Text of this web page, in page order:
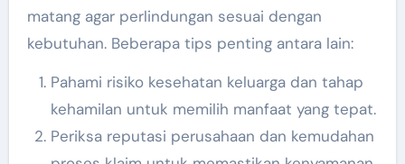
matang agar perlindungan sesuai dengan
kebutuhan. Beberapa tips penting antara lain:
Pahami risiko kesehatan keluarga dan tahap
kehamilan untuk memilih manfaat yang tepat.
Periksa reputasi perusahaan dan kemudahan